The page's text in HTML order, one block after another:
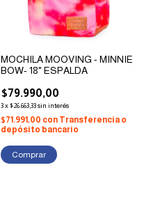
MOCHILA MOOVING - MINNIE
BOW- 18" ESPALDA
$79.990,00
3x$26.663,33sin interés
$71.991,00 con Transferencia o
depósito bancario